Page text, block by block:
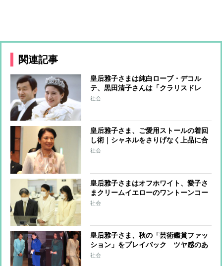
関連記事
皇后雅子さまは純白ローブ・デコル
テ、黒田清子さんは「クラリスドレ
ス」と話題に 女性皇族の華麗な
社会
皇后雅子さま、ご愛用ストールの着回
し術｜シャネルをさりげなく上品に合
わせるコーデ
社会
皇后雅子さまはオフホワイト、愛子さ
まクリームイエローのワントーンコー
デ【ご家族で工芸品の作品展へ】
社会
皇后雅子さま、秋の「芸術鑑賞ファッ
ション」をプレイバック ツヤ感のあ
るお召し物で華やかに
社会